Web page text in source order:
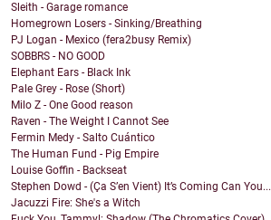
Sleith - Garage romance
Homegrown Losers - Sinking/Breathing
PJ Logan - Mexico (fera2busy Remix)
SOBBRS - NO GOOD
Elephant Ears - Black Ink
Pale Grey - Rose (Short)
Milo Z - One Good reason
Raven - The Weight I Cannot See
Fermin Medy - Salto Cuántico
The Human Fund - Pig Empire
Louise Goffin - Backseat
Stephen Dowd - (Ça S’en Vient) It’s Coming Can You...
Jacuzzi Fire: She's a Witch